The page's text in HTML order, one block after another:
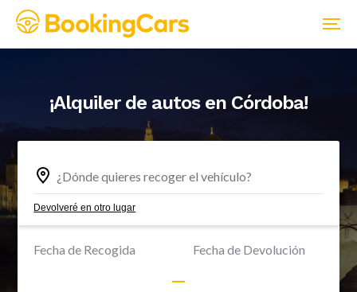
¡Alquiler de autos en Córdoba!
Devolveré en otro lugar
Fecha de Recogida Fecha de Devolución